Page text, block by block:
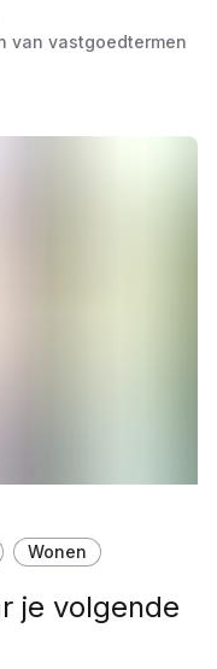
van vastgoedtermen
Wonen
je volgende